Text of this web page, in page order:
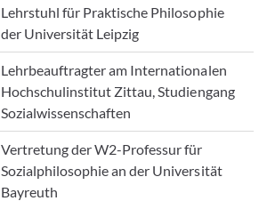
Lehrstuhl für Praktische Philosophie
der Universität Leipzig
Lehrbeauftragter am Internationalen
Hochschulinstitut Zittau, Studiengang
Sozialwissenschaften
Vertretung der W2-Professur für
Sozialphilosophie an der Universität
Bayreuth